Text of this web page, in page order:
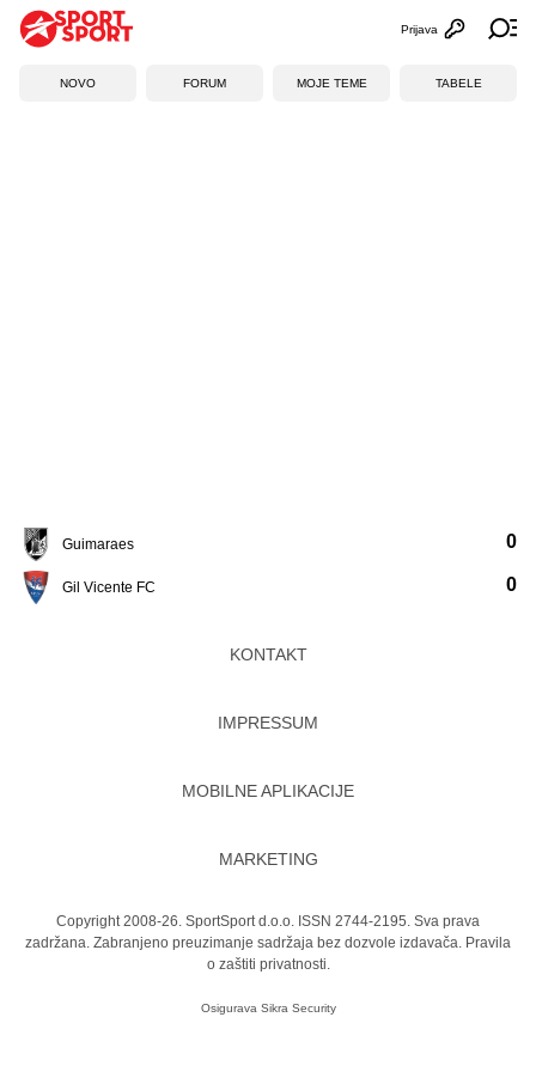
Otvori
Prijava
NOVO FORUM MOJE TEME TABELE
Guimaraes
Gil Vicente FC
0
0
KONTAKT
IMPRESSUM
MOBILNE APLIKACIJE
MARKETING
Copyright 2008-26. SportSport d.o.o. ISSN 2744-2195. Sva prava
zadržana. Zabranjeno preuzimanje sadržaja bez dozvole izdavača. Pravila
o zaštiti privatnosti.
Osigurava Sikra Security